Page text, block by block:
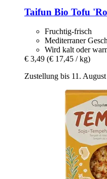
Taifun Bio Tofu
Fruchtig-frisch
Mediterraner
Wird kalt oder
€ 3,49 (€ 17,45 / kg)
Zustellung bis 11. August